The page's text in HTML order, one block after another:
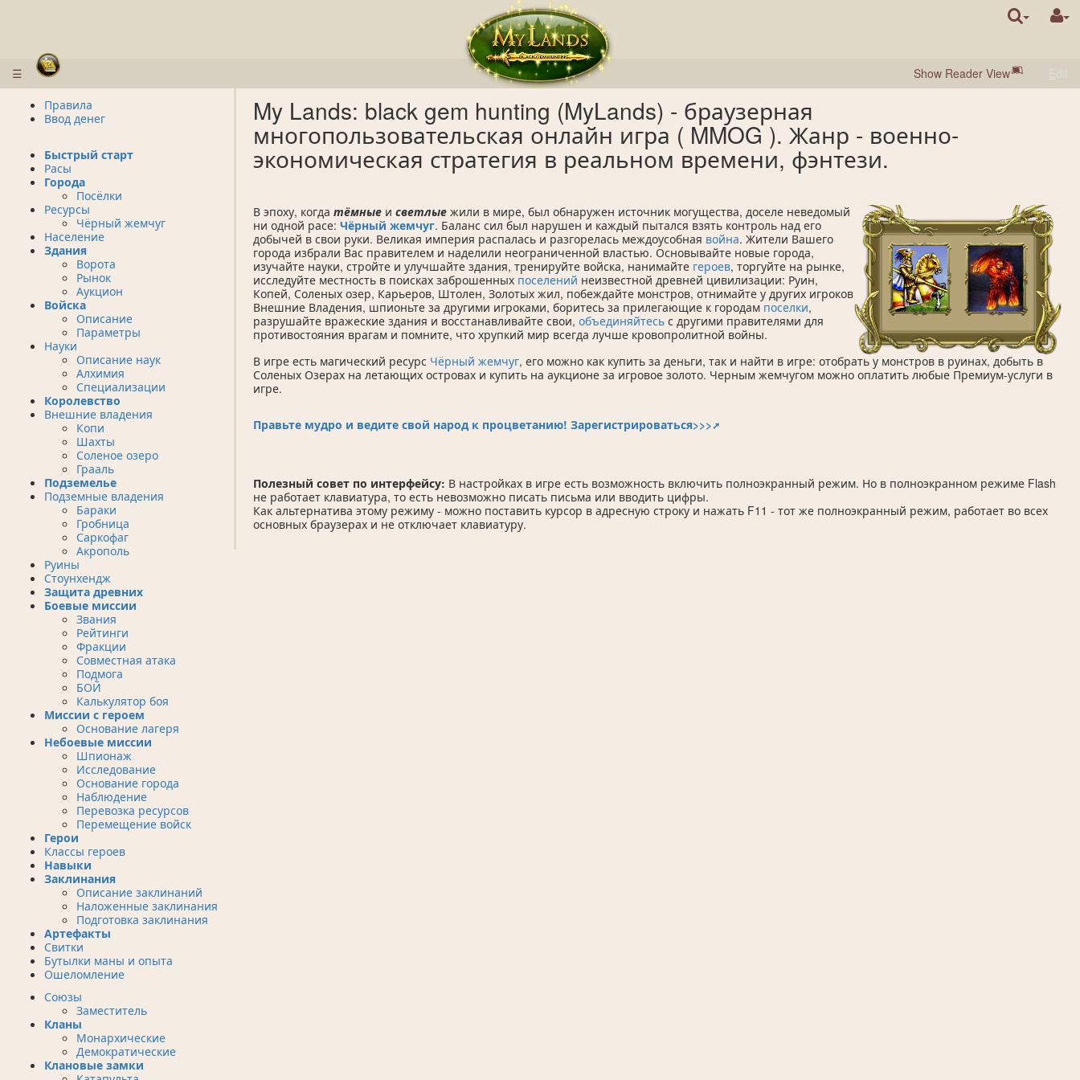
☰ Show Reader View Edit
My Lands: black gem hunting (MyLands) - браузерная
многопользовательская онлайн игра ( MMOG ). Жанр - военно-
экономическая стратегия в реальном времени, фэнтези.
В эпоху, когдатёмные исветлыежили в мире, был обнаружен источник могущества, доселе неведомый
ни одной расе:Чёрный жемчуг. Баланс сил был нарушен и каждый пытался взять контроль над его
добычей в свои руки. Великая империя распалась и разгорелась междоусобная война. Жители Вашего
города избрали Вас правителем и наделили неограниченной властью. Основывайте новые города,
изучайте науки, стройте и улучшайте здания, тренируйте войска, нанимайте героев, торгуйте на рынке,
исследуйте местность в поисках заброшенных поселений неизвестной древней цивилизации: Руин,
Копей, Соленых озер, Карьеров, Штолен, Золотых жил, побеждайте монстров, отнимайте у других игроков
Внешние Владения, шпионьте за другими игроками, боритесь за прилегающие к городам поселки,
разрушайте вражеские здания и восстанавливайте свои,объединяйтесь с другими правителями для
противостояния врагам и помните, что хрупкий мир всегда лучше кровопролитной войны.
В игре есть магический ресурс Чёрный жемчуг, его можно как купить за деньги, так и найти в игре: отобрать у монстров в руинах, добыть в
Соленых Озерах на летающих островах и купить на аукционе за игровое золото. Черным жемчугом можно оплатить любые Премиум-услуги в
игре.
Правьте мудро и ведите свой народ к процветанию! Зарегистрироваться>>>
Полезный совет по интерфейсу: В настройках в игре есть возможность включить полноэкранный режим. Но в полноэкранном режиме Flash
не работает клавиатура, то есть невозможно писать письма или вводить цифры.
Как альтернатива этому режиму - можно поставить курсор в адресную строку и нажать F11 - тот же полноэкранный режим, работает во всех
основных браузерах и не отключает клавиатуру.
Правила
Ввод денег
Быстрый старт
Расы
Города
Посёлки
Ресурсы
Чёрный жемчуг
Население
Здания
Ворота
Рынок
Аукцион
Войска
Описание
Параметры
Науки
Описание наук
Алхимия
Специализации
Королевство
Внешние владения
Копи
Шахты
Соленое озеро
Грааль
Подземелье
Подземные владения
Бараки
Гробница
Саркофаг
Акрополь
Руины
Стоунхендж
Защита древних
Боевые миссии
Звания
Рейтинги
Фракции
Совместная атака
Подмога
БОЙ
Калькулятор боя
Миссии с героем
Основание лагеря
Небоевые миссии
Шпионаж
Исследование
Основание города
Наблюдение
Перевозка ресурсов
Перемещение войск
Герои
Классы героев
Навыки
Заклинания
Описание заклинаний
Наложенные заклинания
Подготовка заклинания
Артефакты
Свитки
Бутылки маны и опыта
Ошеломление
Союзы
Заместитель
Кланы
Монархические
Демократические
Клановые замки